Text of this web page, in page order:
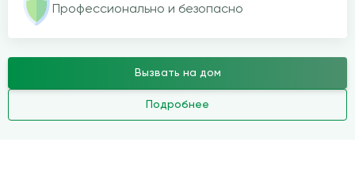
Профессионально и безопасно
Вызвать на дом
Подробнее